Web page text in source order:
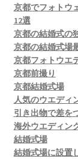
京都でフォトウ
12選
京都の結婚式の
京都の結婚式場
京都フォトウエ
京都前撮り
京都結婚式場
人気のウエディ
引き出物で差を
海外ウエディン
結婚式場
結婚式場に設置